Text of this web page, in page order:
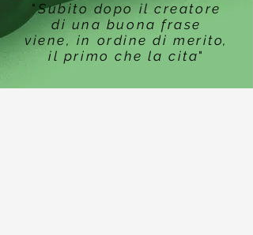
"Subito dopo il creatore
di una buona frase
viene, in ordine di merito,
il primo che la cita"